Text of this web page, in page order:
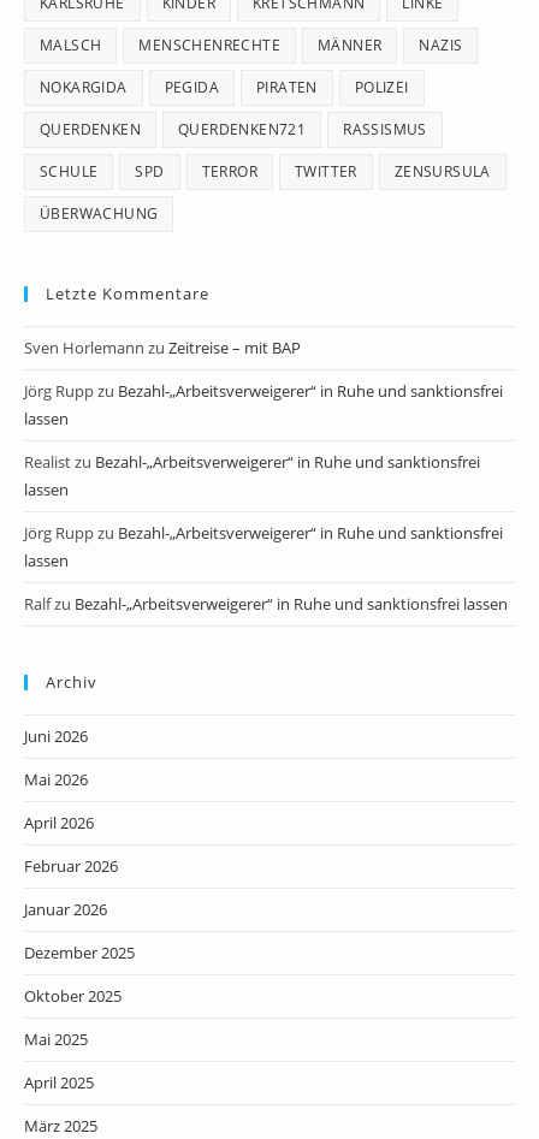
MALSCH MENSCHENRECHTE MÄNNER NAZIS
NOKARGIDA PEGIDA PIRATEN POLIZEI
QUERDENKEN QUERDENKEN721 RASSISMUS
SCHULE SPD TERROR TWITTER ZENSURSULA
ÜBERWACHUNG
Letzte Kommentare
Sven Horlemann zu Zeitreise – mit BAP
Jörg Ruppzu Bezahl-„Arbeitsverweigerer“ in Ruhe und sanktionsfrei
lassen
Realistzu Bezahl-„Arbeitsverweigerer“ in Ruhe und sanktionsfrei
lassen
Jörg Ruppzu Bezahl-„Arbeitsverweigerer“ in Ruhe und sanktionsfrei
lassen
Ralfzu Bezahl-„Arbeitsverweigerer“ in Ruhe und sanktionsfrei lassen
Archiv
Juni 2026
Mai 2026
April 2026
Februar 2026
Januar 2026
Dezember 2025
Oktober 2025
Mai 2025
April 2025
März 2025